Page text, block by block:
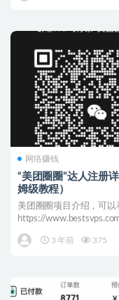
网络赚钱
“美团圈圈”达人注册
姆级教程）
美团圈圈项目介绍，可以
https://
3 年前 375